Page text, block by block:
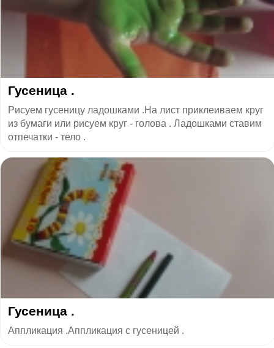
Гусеница .
Рисуем гусеницу ладошками .На лист приклеиваем круг
из бумаги или рисуем круг - голова . Ладошками ставим
отпечатки - тело .
Гусеница .
Аппликация .Аппликация с гусеницей .